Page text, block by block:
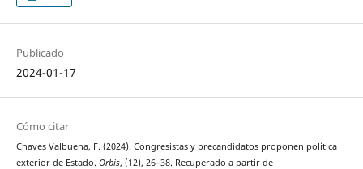
Publicado
2024-01-17
Cómo citar
Chaves Valbuena, F. (2024). Congresistas y precandidatos proponen política
exterior de Estado. Orbis, (12), 26–38. Recuperado a partir de